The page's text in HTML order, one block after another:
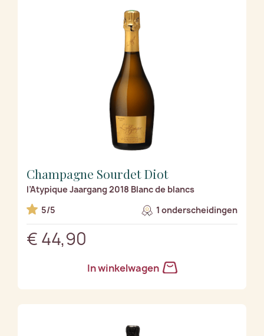
Champagne Sourdet Diot
l’Atypique Jaargang 2018 Blanc de blancs
5/5
1 onderscheidingen
€ 44,90
In winkelwagen